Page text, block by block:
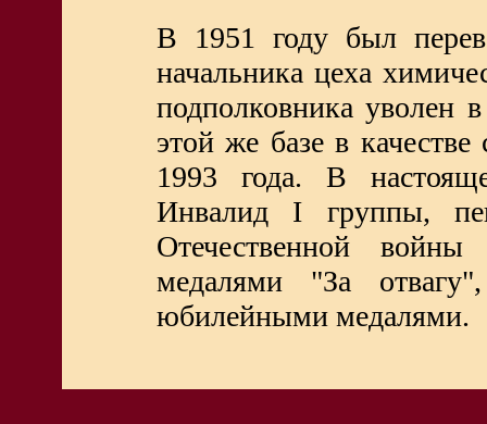
В 1951 году был
начальника цеха
подполковника уволен
этой же базе в
1993 года. В
Инвалид I группы,
Отечественной
медалями "За
юбилейными медалями.